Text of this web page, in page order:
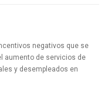
negativos que se
aumento de servicios de
y desempleados en